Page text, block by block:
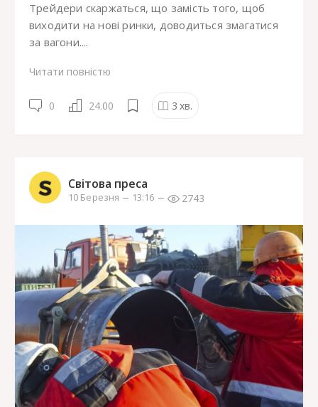
Трейдери скаржаться, що замість того, щоб
виходити на нові ринки, доводиться змагатися
за вагони....
Читати повністю
0 24.00 3 хв.
Світова преса
10 Березня 13:16 2743